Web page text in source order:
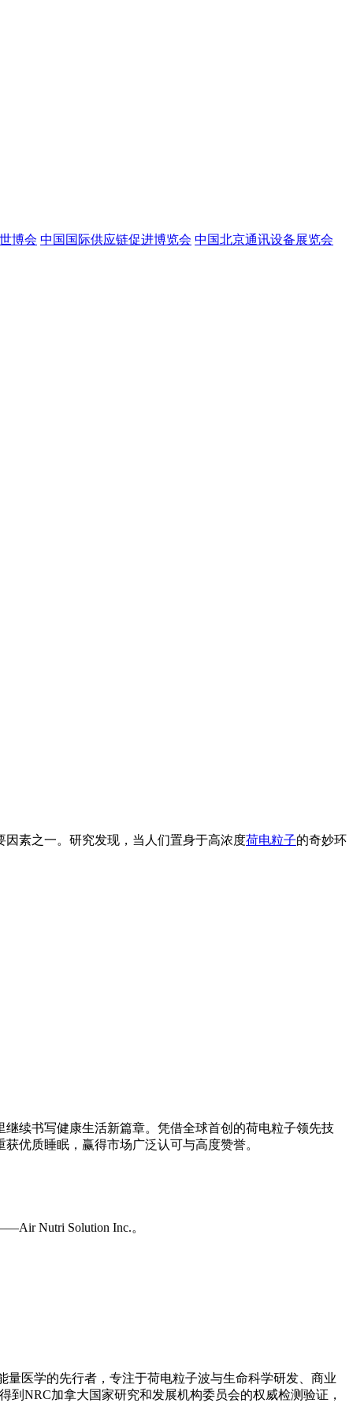
博会 中国国际供应链促进博览会 中国北京通讯设备展览会
素之一。研究发现，当人们置身于高浓度荷电粒子的奇妙环
续书写健康生活新篇章。凭借全球首创的荷电粒子领先技
优质睡眠，赢得市场广泛认可与高度赞誉。
Nutri Solution Inc.。
量医学的先行者，专注于荷电粒子波与生命科学研发、商业
NRC加拿大国家研究和发展机构委员会的权威检测验证，